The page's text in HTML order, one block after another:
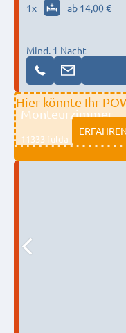
1x ab 14,00 €
Mind. 1 Nacht
Hier könnte Ihr
Monteurzimmer
11333 fulda